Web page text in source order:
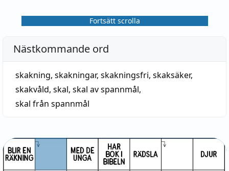
Fortsätt scrolla
Nästkommande ord
skakning, skakningar, skakningsfri, skaksäker,
skakvåld, skal, skal av spannmål,
skal från spannmål